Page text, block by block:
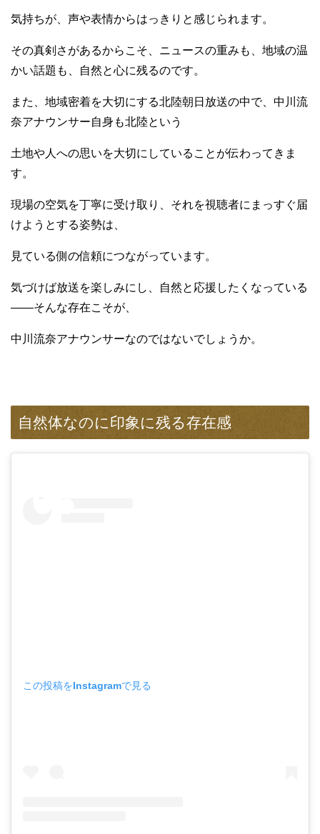
気持ちが、声や表情からはっきりと感じられます。
その真剣さがあるからこそ、ニュースの重みも、地域の温
かい話題も、自然と心に残るのです。
また、地域密着を大切にする北陸朝日放送の中で、中川流
奈アナウンサー自身も北陸という
土地や人への思いを大切にしていることが伝わってきま
す。
現場の空気を丁寧に受け取り、それを視聴者にまっすぐ届
けようとする姿勢は、
見ている側の信頼につながっています。
気づけば放送を楽しみにし、自然と応援したくなっている
――そんな存在こそが、
中川流奈アナウンサーなのではないでしょうか。
自然体なのに印象に残る存在感
この投稿をInstagramで見る